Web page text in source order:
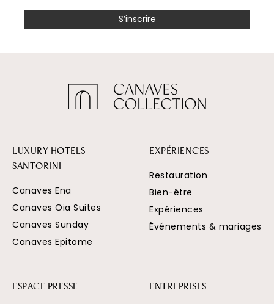
S’inscrire
LUXURY HOTELS
SANTORINI
Canaves Ena
Canaves Oia Suites
Canaves Sunday
Canaves Epitome
EXPÉRIENCES
Restauration
Bien-être
Expériences
Événements & mariages
ESPACE PRESSE ENTREPRISES